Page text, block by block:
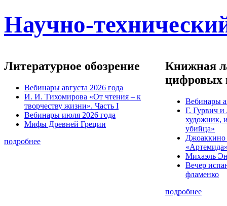
Научно-
Литературное обозрение
Вебинары августа 2026 года
И. И. Тихомирова «От чтения – к
творчеству жизни». Часть I
Вебинары июля 2026 года
Мифы Древней Греции
подробнее
Книжная
цифровых
Вебинары
Г. Гурвич
художник,
убийца»
Михаэль
Вечер
фламенко
подробнее